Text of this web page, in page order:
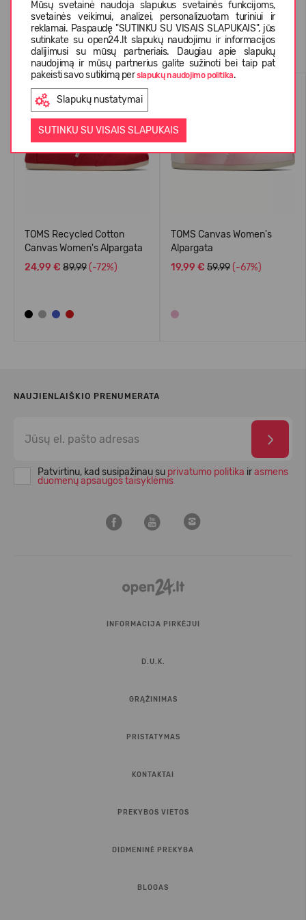
Mūsų svetainė naudoja slapukus svetainės funkcijoms,
svetainės veikimui, analizei, personalizuotam turiniui ir
reklamai. Paspaudę "SUTINKU SU VISAIS SLAPUKAIS", jūs
sutinkate su open24.lt slapukų naudojimu ir informacijos
dalijimusi su mūsų partneriais. Daugiau apie slapukų
naudojimą ir mūsų partnerius galite sužinoti bei taip pat
pakeisti savo sutikimą perslapukų naudojimo politika.
Slapukų nustatymai
SUTINKU SU VISAIS SLAPUKAIS
Panašios prekės
-72%
TOMS Recycled Cotton
Canvas Women's Alpargata
24,99 € 89.99 (-72%)
TOMS Canvas Women's
Alpargata
19,99 € 59.99 (-67%)
NAUJIENLAIŠKIO PRENUMERATA
Patvirtinu, kad susipažinau su privatumo politika irasmens
duomenų apsaugos taisyklėmis
INFORMACIJA PIRKĖJUI
D.U.K.
GRĄŽINIMAS
PRISTATYMAS
KONTAKTAI
PREKYBOS VIETOS
DIDMENINĖ PREKYBA
BLOGAS